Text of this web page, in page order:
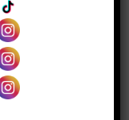
blog di